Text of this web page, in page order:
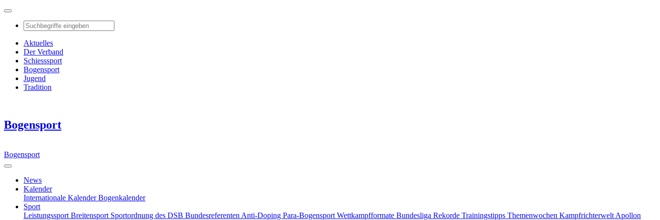
Aktuelles
Der Verband
Schiesssport
Bogensport
Jugend
Tradition
Bogensport
Bogensport
News
Kalender
Internationale KalenderBogenkalender
Sport
Leistungssport Breitensport Sportordnung des DSB Bundesreferenten Anti-Doping Para-Bogensport Wettkampfformate Bundesliga Rekorde Trainingstipps Themenwochen Kampfrichterwelt Apollon